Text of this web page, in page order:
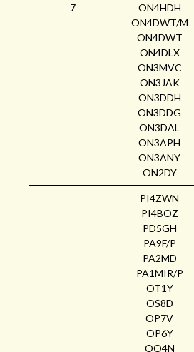
7
ON4HDH
ON4DWT/M
ON4DWT
ON4DLX
ON3MVC
ON3JAK
ON3DDH
ON3DDG
ON3DAL
ON3APH
ON3ANY
ON2DY
PI4ZWN
PI4BOZ
PD5GH
PA9F/P
PA2MD
PA1MIR/P
OT1Y
OS8D
OP7V
OP6Y
OO4N